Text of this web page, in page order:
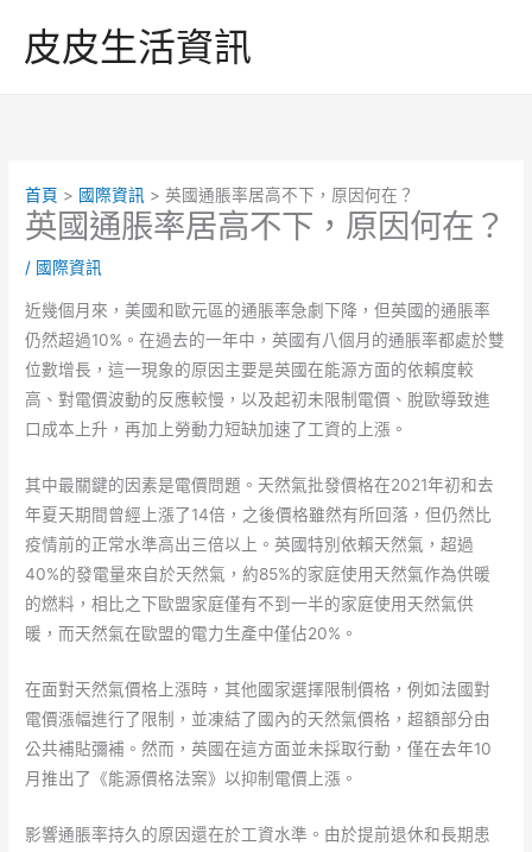
皮皮生活資訊
首頁 國際資訊 英國通脹率居高不下，原因何在？
英國通脹率居高不下，原因何在？
/ 國際資訊
近幾個月來，美國和歐元區的通脹率急劇下降，但英國的通脹率
仍然超過10%。在過去的一年中，英國有八個月的通脹率都處於雙
位數增長，這一現象的原因主要是英國在能源方面的依賴度較
高、對電價波動的反應較慢，以及起初未限制電價、脫歐導致進
口成本上升，再加上勞動力短缺加速了工資的上漲。
其中最關鍵的因素是電價問題。天然氣批發價格在2021年初和去
年夏天期間曾經上漲了14倍，之後價格雖然有所回落，但仍然比
疫情前的正常水準高出三倍以上。英國特別依賴天然氣，超過
40%的發電量來自於天然氣，約85%的家庭使用天然氣作為供暖
的燃料，相比之下歐盟家庭僅有不到一半的家庭使用天然氣供
暖，而天然氣在歐盟的電力生產中僅佔20%。
在面對天然氣價格上漲時，其他國家選擇限制價格，例如法國對
電價漲幅進行了限制，並凍結了國內的天然氣價格，超額部分由
公共補貼彌補。然而，英國在這方面並未採取行動，僅在去年10
月推出了《能源價格法案》以抑制電價上漲。
影響通脹率持久的原因還在於工資水準。由於提前退休和長期患